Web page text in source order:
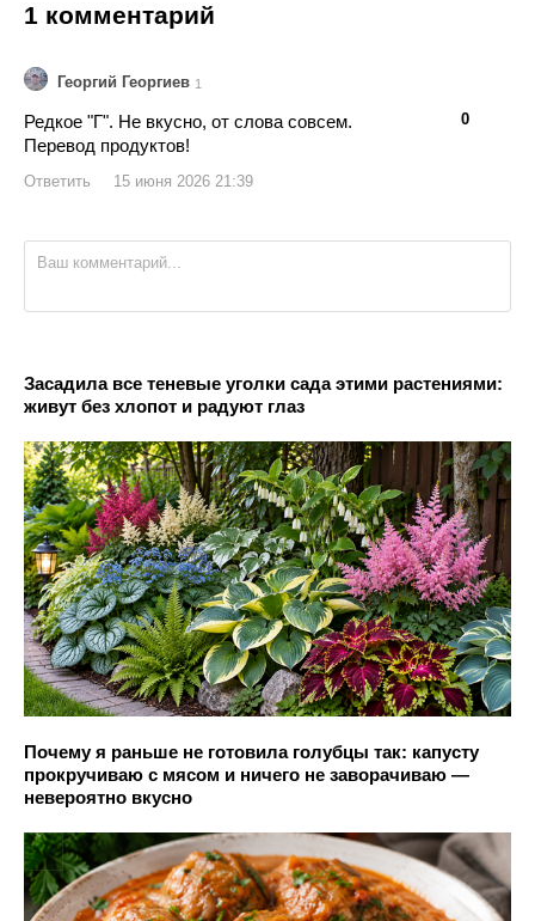
1 комментарий
Георгий Георгиев 1
0
Редкое "Г". Не вкусно, от слова совсем.
Перевод продуктов!
Ответить 15 июня 2026 21:39
Засадила все теневые уголки сада этими растениями:
живут без хлопот и радуют глаз
Почему я раньше не готовила голубцы так: капусту
прокручиваю с мясом и ничего не заворачиваю —
невероятно вкусно